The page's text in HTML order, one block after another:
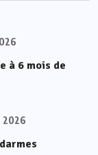
à 6 mois de
2026